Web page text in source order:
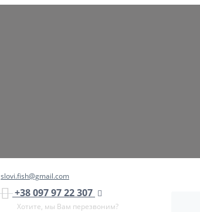
slovi.fish@gmail.com
+38 097 97 22 307
Хотите, мы Вам перезвоним?